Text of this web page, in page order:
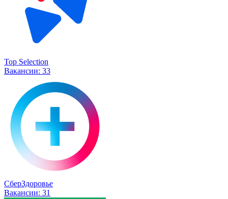
Top Selection
Вакансии: 33
СберЗдоровье
Вакансии: 31